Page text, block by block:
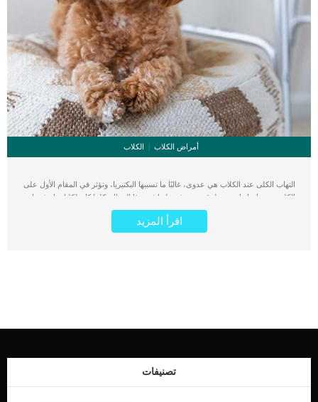
أمراض الكلاب الكلاب
التهاب الكلى عند الكلاب هي عدوى، غالبًا ما تسببها البكتيريا، وتؤثر في المقام الأول على
الكلى, ويتم ادراتها بعدة طرق سنتعرف عليها فى هذا المقال. كلما كان لكلبك تاريخ سابق
فى اصابات المثانة كلما زاد ذلك من احتمالية الاصابة بالتهابات الكلى رغم انها حالة مرضية
غير منتشرة او شائعة بين الكلاب. كما يمكن أن تؤثر العدوى على الكلاب من جميع الأعمار
ولكن يتم تشخيصها في كثير من الأحيان عند الإناث في منتصف العمر أو أكبر. اقرأ ايضا:
اقرأ المزيد
تصنيفات